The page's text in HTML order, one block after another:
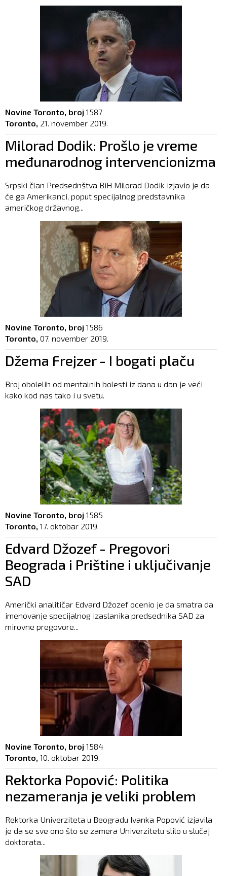
Novine Toronto, broj 1587
Toronto, 21. november 2019.
Milorad Dodik: Prošlo je vreme
međunarodnog intervencionizma
Srpski član Predsednštva BiH Milorad Dodik izjavio je da
će ga Amerikanci, poput specijalnog predstavnika
američkog državnog...
Novine Toronto, broj 1586
Toronto, 07. november 2019.
Džema Frejzer - I bogati plaču
Broj obolelih od mentalnih bolesti iz dana u dan je veći
kako kod nas tako i u svetu.
Novine Toronto, broj 1585
Toronto, 17. oktobar 2019.
Edvard Džozef - Pregovori
Beograda i Prištine i uključivanje
SAD
Američki analitičar Edvard Džozef ocenio je da smatra da
imenovanje specijalnog izaslanika predsednika SAD za
mirovne pregovore...
Novine Toronto, broj 1584
Toronto, 10. oktobar 2019.
Rektorka Popović: Politika
nezameranja je veliki problem
Rektorka Univerziteta u Beogradu Ivanka Popović izjavila
je da se sve ono što se zamera Univerzitetu slilo u slučaj
doktorata...